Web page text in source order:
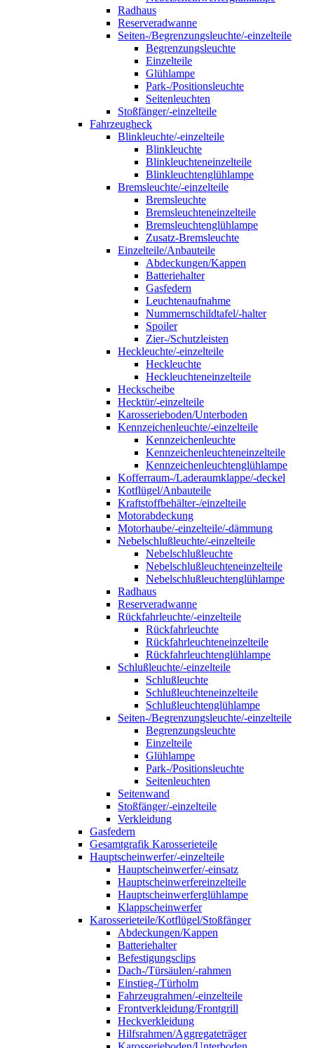
Radhaus
Reserveradwanne
Seiten-/Begrenzungsleuchte/-einzelteile
Begrenzungsleuchte
Einzelteile
Glühlampe
Park-/Positionsleuchte
Seitenleuchten
Stoßfänger/-einzelteile
Fahrzeugheck
Blinkleuchte/-einzelteile
Blinkleuchte
Blinkleuchteneinzelteile
Blinkleuchtenglühlampe
Bremsleuchte/-einzelteile
Bremsleuchte
Bremsleuchteneinzelteile
Bremsleuchtenglühlampe
Zusatz-Bremsleuchte
Einzelteile/Anbauteile
Abdeckungen/Kappen
Batteriehalter
Gasfedern
Leuchtenaufnahme
Nummernschildtafel/-halter
Spoiler
Zier-/Schutzleisten
Heckleuchte/-einzelteile
Heckleuchte
Heckleuchteneinzelteile
Heckscheibe
Hecktür/-einzelteile
Karosserieboden/Unterboden
Kennzeichenleuchte/-einzelteile
Kennzeichenleuchte
Kennzeichenleuchteneinzelteile
Kennzeichenleuchtenglühlampe
Kofferraum-/Laderaumklappe/-deckel
Kotflügel/Anbauteile
Kraftstoffbehälter-/einzelteile
Motorabdeckung
Motorhaube/-einzelteile/-dämmung
Nebelschlußleuchte/-einzelteile
Nebelschlußleuchte
Nebelschlußleuchteneinzelteile
Nebelschlußleuchtenglühlampe
Radhaus
Reserveradwanne
Rückfahrleuchte/-einzelteile
Rückfahrleuchte
Rückfahrleuchteneinzelteile
Rückfahrleuchtenglühlampe
Schlußleuchte/-einzelteile
Schlußleuchte
Schlußleuchteneinzelteile
Schlußleuchtenglühlampe
Seiten-/Begrenzungsleuchte/-einzelteile
Begrenzungsleuchte
Einzelteile
Glühlampe
Park-/Positionsleuchte
Seitenleuchten
Seitenwand
Stoßfänger/-einzelteile
Verkleidung
Gasfedern
Gesamtgrafik Karosserieteile
Hauptscheinwerfer/-einzelteile
Hauptscheinwerfer/-einsatz
Hauptscheinwerfereinzelteile
Hauptscheinwerferglühlampe
Klappscheinwerfer
Karosserieteile/Kotflügel/Stoßfänger
Abdeckungen/Kappen
Batteriehalter
Befestigungsclips
Dach-/Türsäulen/-rahmen
Einstieg-/Türholm
Fahrzeugrahmen/-einzelteile
Frontverkleidung/Frontgrill
Heckverkleidung
Hilfsrahmen/Aggregateträger